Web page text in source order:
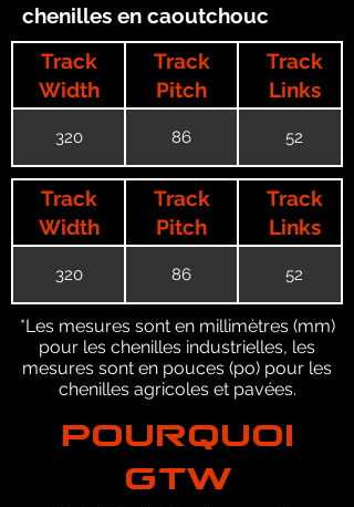
chenilles en caoutchouc
Track
Width
Track
Pitch
Track
Links
320 86 52
Track
Width
Track
Pitch
Track
Links
320 86 52
*Les mesures sont en millimètres (mm)
pour les chenilles industrielles, les
mesures sont en pouces (po) pour les
chenilles agricoles et pavées.
POURQUOI
GTW